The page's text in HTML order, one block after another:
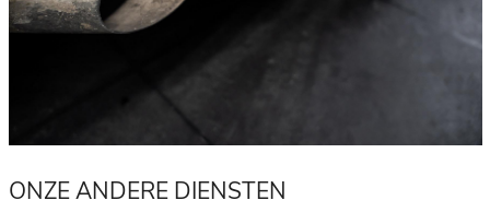
ONZE ANDERE DIENSTEN